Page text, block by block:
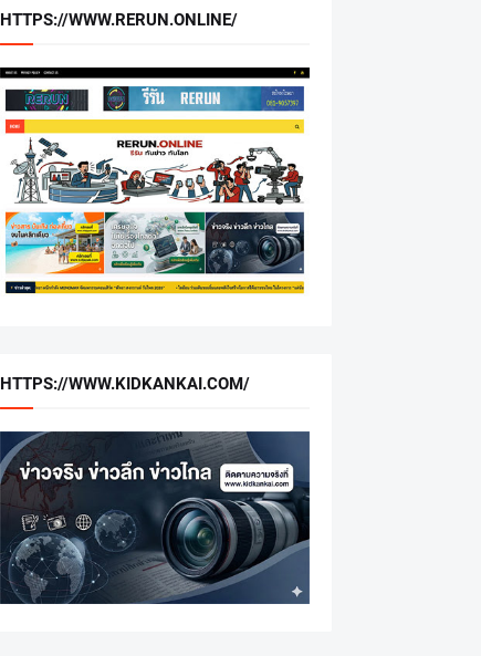
HTTPS://WWW.RERUN.ONLINE/
HTTPS://WWW.KIDKANKAI.COM/